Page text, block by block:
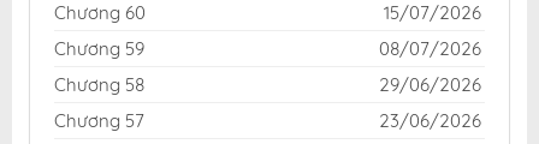
Chương 60
15/07/2026
Chương 59
08/07/2026
Chương 58
29/06/2026
Chương 57
23/06/2026